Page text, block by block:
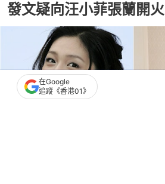
發文疑向汪小菲張蘭開火
在Google
追蹤《香港01》